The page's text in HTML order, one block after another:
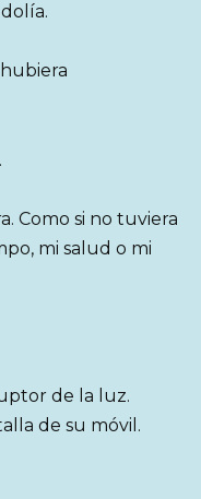
Como si no tuviera
mi salud o mi
de la luz.
de su móvil.